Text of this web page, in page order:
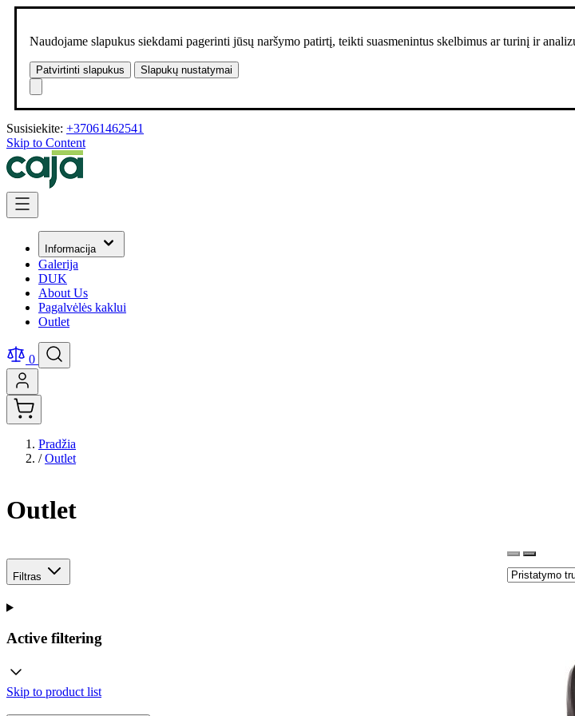
Naudojame slapukus siekdami pagerinti jūsų naršymo patirtį, teikti suasmenintus skelbimus ar turinį ir
Patvirtinti slapukus Slapukų nustatymai
Susisiekite: +37061462541
Skip to Content
Informacija
Galerija
DUK
About Us
Pagalvėlės kaklui
Outlet
0
Pradžia
/ Outlet
Outlet
Filtras
Active filtering
Skip to product list